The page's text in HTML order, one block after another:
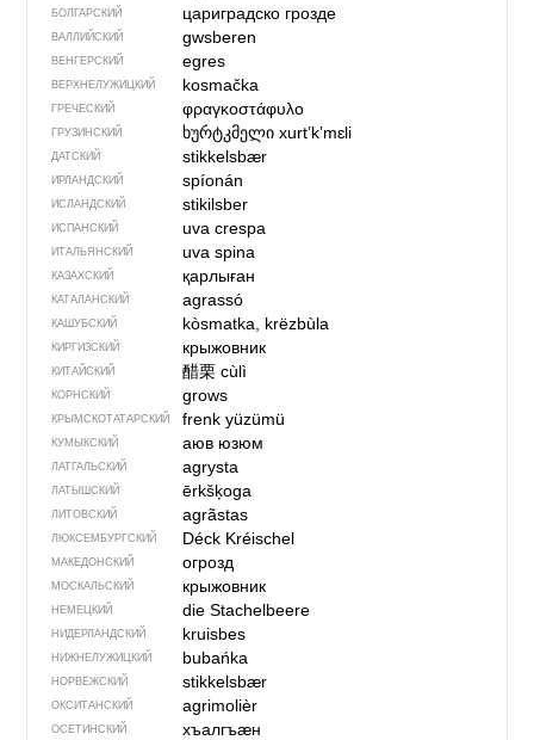
БОЛГАРСКИЙ цариградско грозде
ВАЛЛИЙСКИЙ gwsberen
ВЕНГЕРСКИЙ egres
ВЕРХНЕЛУЖИЦКИЙ kosmačka
ГРЕЧЕСКИЙ φραγκοστάφυλο
ГРУЗИНСКИЙ ხურტკმელიxurtʼkʼmɛli
ДАТСКИЙ stikkelsbær
ИРЛАНДСКИЙ spíonán
ИСЛАНДСКИЙ stikilsber
ИСПАНСКИЙ uva crespa
ИТАЛЬЯНСКИЙ uva spina
КАЗАХСКИЙ қарлыған
КАТАЛАНСКИЙ agrassó
КАШУБСКИЙ kòsmatka, krëzbùla
КИРГИЗСКИЙ крыжовник
КИТАЙСКИЙ 醋栗cùlì
КОРНСКИЙ grows
КРЫМСКО­ТАТАРСКИЙ frenk yüzümü
КУМЫКСКИЙ аюв юзюм
ЛАТГАЛЬСКИЙ agrysta
ЛАТЫШСКИЙ ērkšķoga
ЛИТОВСКИЙ agrãstas
ЛЮКСЕМБУРГСКИЙ Déck Kréischel
МАКЕДОНСКИЙ огрозд
МОСКАЛЬСКИЙ крыжовник
НЕМЕЦКИЙ die Stachelbeere
НИДЕРЛАНДСКИЙ kruisbes
НИЖНЕЛУЖИЦКИЙ bubańka
НОРВЕЖСКИЙ stikkelsbær
ОКСИТАНСКИЙ agrimolièr
ОСЕТИНСКИЙ хъалгъӕн